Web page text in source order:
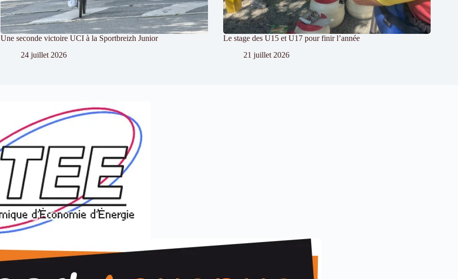
Une seconde victoire UCI à la Sportbreizh Junior
24 juillet 2026
Le stage des U15 et U17 pour finir l’année
21 juillet 2026